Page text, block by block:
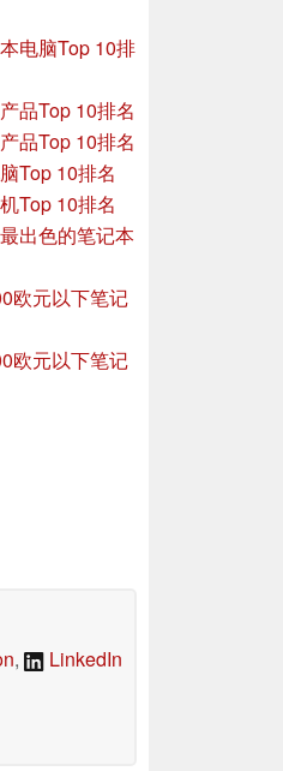
电脑Top 10排
品Top 10排名
品Top 10排名
Top 10排名
Top 10排名
出色的笔记本
欧元以下笔记
欧元以下笔记
, LinkedIn